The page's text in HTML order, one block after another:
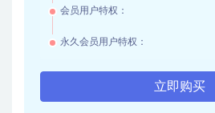
会员用户特权：
永久会员用户特权：
立即购买